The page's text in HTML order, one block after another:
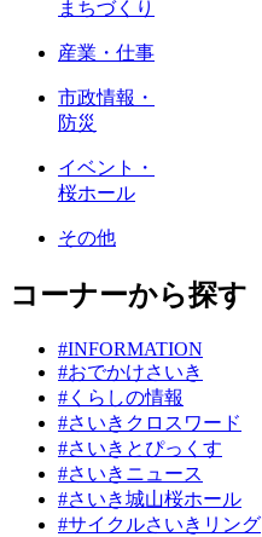
まちづくり
産業・仕事
市政情報・
防災
イベント・
桜ホール
その他
コーナーから探す
#INFORMATION
#おでかけさいき
#くらしの情報
#さいきクロスワード
#さいきとぴっくす
#さいきニュース
#さいき城山桜ホール
#サイクルさいきリング